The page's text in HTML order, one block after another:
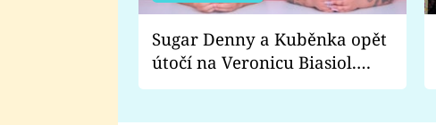
Sugar Denny a Kuběnka opět
útočí na Veronicu Biasiol.
Proč je podle nich falešná a